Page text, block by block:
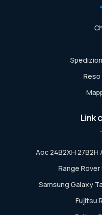
Link
Aoc 24B2XH 27B2H
Range
Samsung Galaxy
Fujitsu